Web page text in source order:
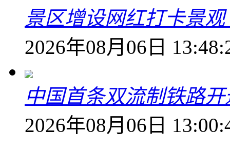
景区增设网红打卡景
2026年08月06日
中国首条双流制铁路
2026年08月06日